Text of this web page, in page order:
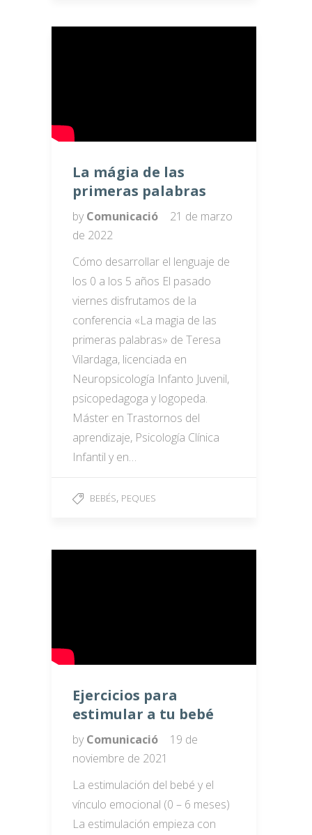
La mágia de las
primeras palabras
by Comunicació
21 de marzo
de 2022
Cómo desarrollar el lenguaje de
los 0 a los 5 años El pasado
viernes disfrutamos de la
conferencia «La magia de las
primeras palabras» de Teresa
Vilardaga, licenciada en
Neuropsicología Infanto Juvenil,
psicopedagoga y logopeda.
Máster en Trastornos del
aprendizaje, Psicología Clínica
Infantil y en…
BEBÉS, PEQUES
Ejercicios para
estimular a tu bebé
by Comunicació
19 de
noviembre de 2021
La estimulación del bebé y el
vínculo emocional (0 – 6 meses)
La estimulación empieza con